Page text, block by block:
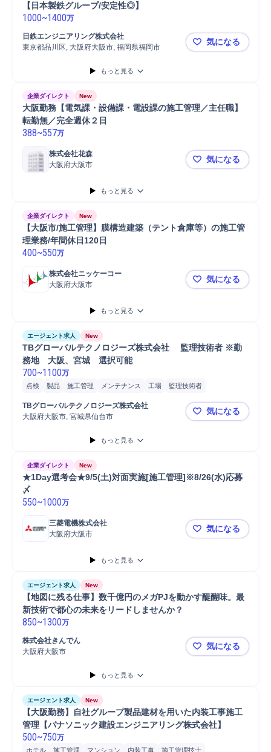
【日本製鉄グループ/安定性◎】
1000~1400万
日鉄エンジニアリング株式会社
東京都品川区, 大阪府大阪市, 福岡県福岡市
＜東京・大
気になる
もっと見る
企業ダイレクト New
大阪勤務【電気課・設備課・電設課の施工管理／主任職】
転勤無／完全週休２日
388~557万
株式会社花森
大阪府大阪市
大阪勤務【
気になる
もっと見る
企業ダイレクト New
【大阪市/施工管理】膜構造建築（テント倉庫等）の施工管
理業務/年間休日120日
400~550万
株式会社ニッケーコー
大阪府大阪市
【大阪市/施
気になる
もっと見る
エージェント求人 New
TBグローバルテクノロジーズ株式会社　 監理技術者 ※勤
務地　大阪、宮城　選択可能
700~1100万
点検 製品 施工管理 メンテナンス 工場 監理技術者
TBグローバルテクノロジーズ株式会社
大阪府大阪市, 宮城県仙台市
TBグロー
気になる
もっと見る
企業ダイレクト New
★1Day選考会★9/5(土)対面実施[施工管理]※8/26(水)応募
〆
550~1000万
三菱電機株式会社
大阪府大阪市
★1Day選考
気になる
もっと見る
エージェント求人 New
【地図に残る仕事】数千億円のメガPJを動かす醍醐味。最
新技術で都心の未来をリードしませんか？
850~1300万
株式会社きんでん
大阪府大阪市
【地図に残
気になる
もっと見る
エージェント求人 New
【大阪勤務】自社グループ製品建材を用いた内装工事施工
管理【パナソニック建設エンジニアリング株式会社】
500~750万
ホテル 施工管理 マンション 内装工事 施工管理技士